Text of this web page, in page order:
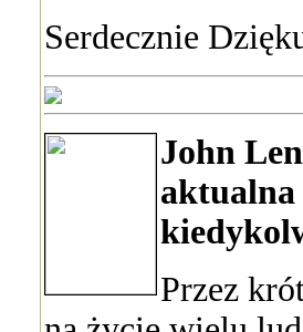
Serdecznie
John
aktualna
Przez